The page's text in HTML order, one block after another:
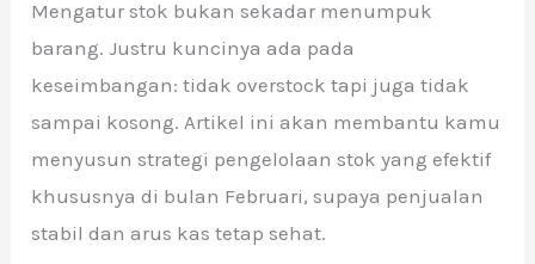
Mengatur stok bukan sekadar menumpuk
barang. Justru kuncinya ada pada
keseimbangan: tidak overstock tapi juga tidak
sampai kosong. Artikel ini akan membantu kamu
menyusun strategi pengelolaan stok yang efektif
khususnya di bulan Februari, supaya penjualan
stabil dan arus kas tetap sehat.